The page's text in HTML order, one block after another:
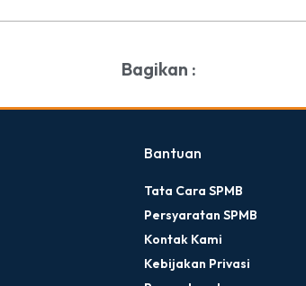
Bagikan :
Bantuan
Tata Cara SPMB
Persyaratan SPMB
Kontak Kami
Kebijakan Privasi